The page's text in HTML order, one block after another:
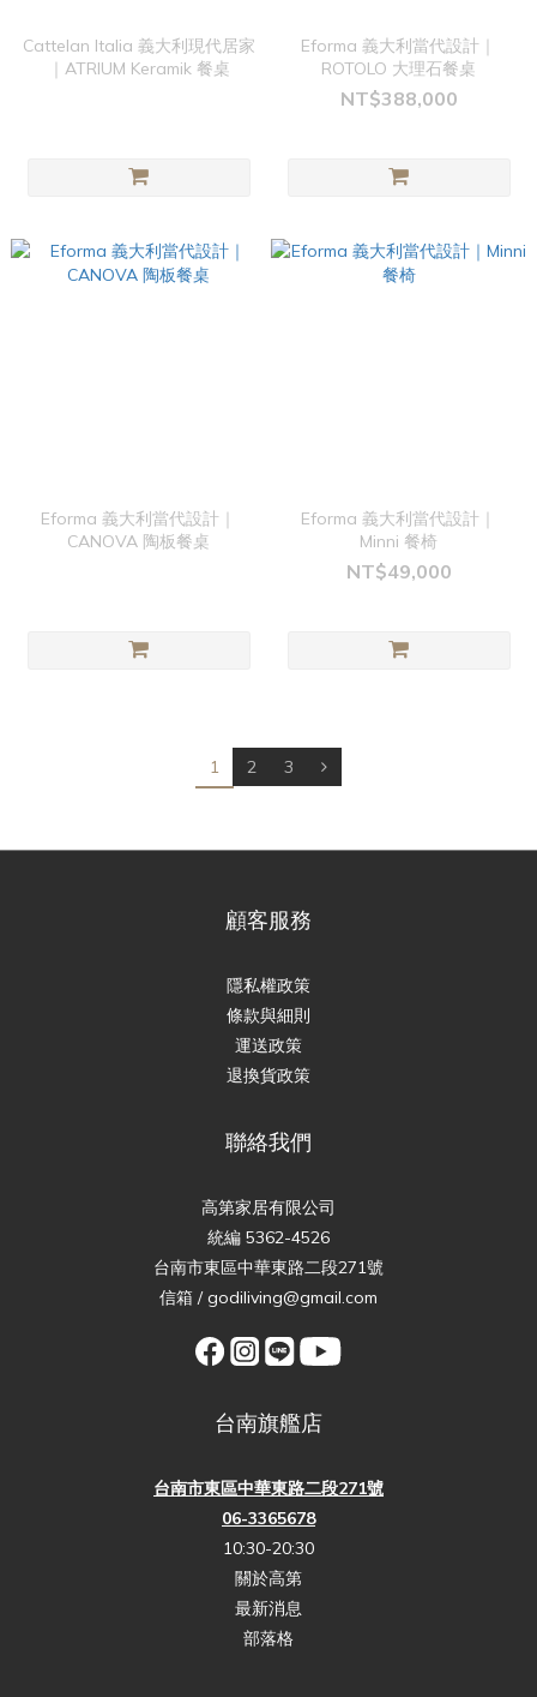
Cattelan Italia 義大利現代居家
｜ATRIUM Keramik 餐桌
Eforma 義大利當代設計｜
ROTOLO 大理石餐桌
NT$388,000
Eforma 義大利當代設計｜
CANOVA 陶板餐桌
Eforma 義大利當代設計｜
Minni 餐椅
NT$49,000
1 2 3
顧客服務
隱私權政策
條款與細則
運送政策
退換貨政策
聯絡我們
高第家居有限公司
統編 5362-4526
台南市東區中華東路二段271號
信箱 / godiliving@gmail.com
台南旗艦店
台南市東區中華東路二段271號
06-3365678
10:30-20:30
關於高第
最新消息
部落格